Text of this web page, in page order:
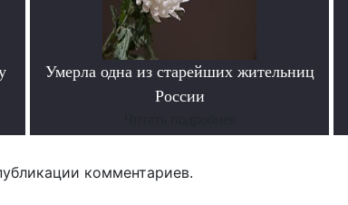
Умерла одна из старейших жительниц
России
комментариев.